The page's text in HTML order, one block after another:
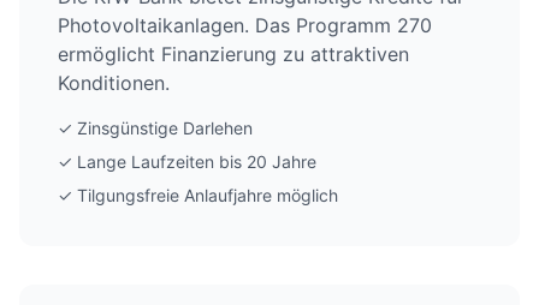
Photovoltaikanlagen. Das Programm 270
ermöglicht Finanzierung zu attraktiven
Konditionen.
✓ Zinsgünstige Darlehen
✓ Lange Laufzeiten bis 20 Jahre
✓ Tilgungsfreie Anlaufjahre möglich